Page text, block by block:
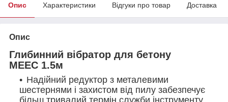
Опис Характеристики Відгуки про товар Доставка
Опис
Глибинний вібратор для бетону
MEEC 1.5м
Надійний редуктор з металевими
шестернями і захистом від пилу забезпечує
більш тривалий термін служби інструменту